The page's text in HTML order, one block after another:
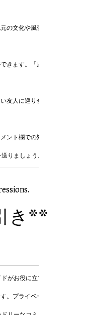
文化や風習に触れながら
ます。「鹿児島 げい 出
人に巡り合えます。これ
ト欄での対話を通して、
りましょう。
き**
がお役に立てれば幸いです
。プライベートな出会いを楽